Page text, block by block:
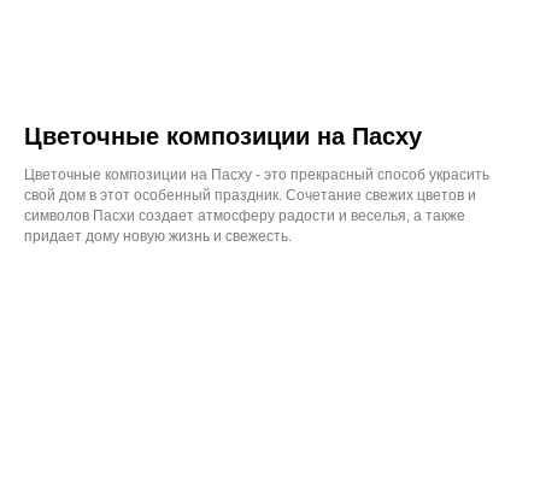
Цветочные композиции на Пасху
Цветочные композиции на Пасху - это прекрасный способ украсить
свой дом в этот особенный праздник. Сочетание свежих цветов и
символов Пасхи создает атмосферу радости и веселья, а также
придает дому новую жизнь и свежесть.